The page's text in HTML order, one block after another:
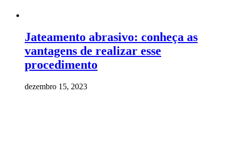
Jateamento abrasivo: conheça as
vantagens de realizar esse
procedimento
dezembro 15, 2023